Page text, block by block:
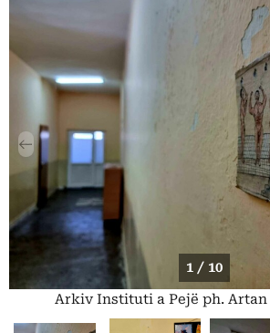
1 / 10
Arkiv Instituti a Pejë ph.